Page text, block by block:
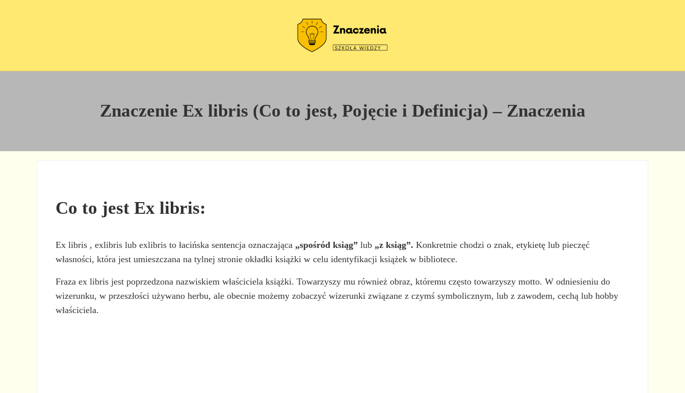
Znaczenie Ex libris (Co to jest, Pojęcie i Definicja) – Znaczenia
Co to jest Ex libris:
Ex libris , exlibris lub exlibris to łacińska sentencja oznaczająca „spośród ksiąg” lub „z ksiąg”. Konkretnie chodzi o znak, etykietę lub pieczęć
własności, która jest umieszczana na tylnej stronie okładki książki w celu identyfikacji książek w bibliotece.
Fraza ex libris jest poprzedzona nazwiskiem właściciela książki. Towarzyszy mu również obraz, któremu często towarzyszy motto. W odniesieniu do
wizerunku, w przeszłości używano herbu, ale obecnie możemy zobaczyć wizerunki związane z czymś symbolicznym, lub z zawodem, cechą lub hobby
właściciela.